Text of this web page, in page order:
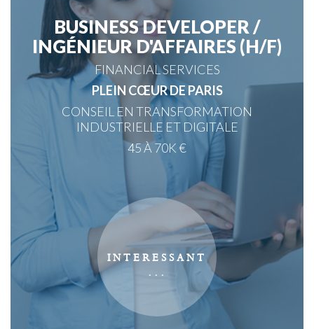
BUSINESS DEVELOPER /
INGÉNIEUR D'AFFAIRES (H/F)
FINANCIAL SERVICES
PLEIN CŒUR DE PARIS
CONSEIL EN TRANSFORMATION
INDUSTRIELLE ET DIGITALE
45 À 70K €